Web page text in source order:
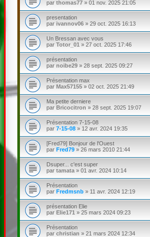
par thomas77» 01 nov. 2025 21:05
presentation
par ivannov06» 29 oct. 2025 16:13
Un Bressan avec vous
par Totor_01 » 27 oct. 2025 17:46
présentation
par noibe29» 28 sept. 2025 09:27
Présentation max
par Max57155» 02 oct. 2025 21:49
Ma petite derniere
par Bricocitron » 28 sept. 2025 19:07
Présentation 7-15-08
par 7-15-08» 12 avr. 2024 19:35
[Fred79] Bonjour de l'Ouest
par Fred79» 26 mars 2010 21:44
Dsuper... c'est super
par tamata» 01 avr. 2024 10:14
Présentation
par Fredmsnb» 11 avr. 2024 12:19
présentation Elie
par Elie171 » 25 mars 2024 09:23
Présentation
par christian » 21 mars 2024 12:34